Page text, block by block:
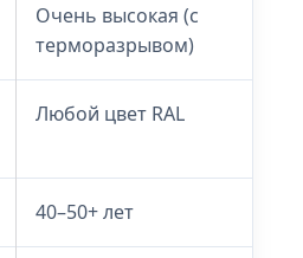
Очень высокая (с
терморазрывом)
Любой цвет RAL
40–50+ лет